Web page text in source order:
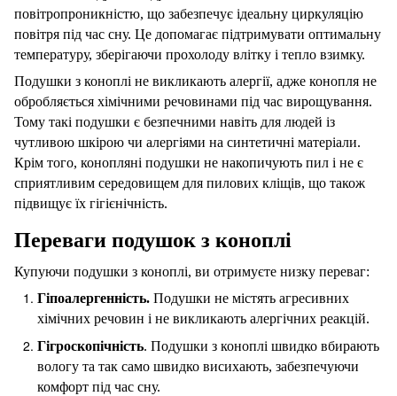
повітропроникністю, що забезпечує ідеальну циркуляцію
повітря під час сну. Це допомагає підтримувати оптимальну
температуру, зберігаючи прохолоду влітку і тепло взимку.
Подушки з коноплі не викликають алергії, адже конопля не
обробляється хімічними речовинами під час вирощування.
Тому такі подушки є безпечними навіть для людей із
чутливою шкірою чи алергіями на синтетичні матеріали.
Крім того, конопляні подушки не накопичують пил і не є
сприятливим середовищем для пилових кліщів, що також
підвищує їх гігієнічність.
Переваги подушок з коноплі
Купуючи подушки з коноплі, ви отримуєте низку переваг:
Гіпоалергенність. Подушки не містять агресивних
хімічних речовин і не викликають алергічних реакцій.
Гігроскопічність. Подушки з коноплі швидко вбирають
вологу та так само швидко висихають, забезпечуючи
комфорт під час сну.